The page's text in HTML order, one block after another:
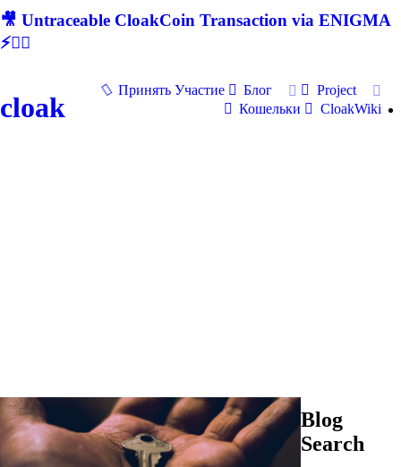
🎥 Untraceable CloakCoin Transaction via ENIGMA
⚡🕵‍♂
cloak
Принять Участие Блог
Project
Кошельки
CloakWiki
Blog
Search